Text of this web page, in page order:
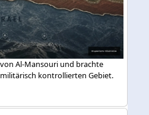
Al-Mansouri und brachte
kontrollierten Gebiet.